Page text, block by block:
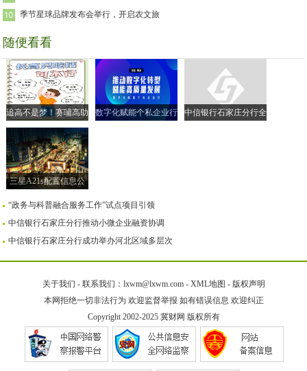
季节星球品牌发布会举行，开启农文旅
随便看看
追高不是梦！赛哺高助
力实现孩子的“黄金身
高”
数字化赋能个私企业行
中信银行石家庄分行全
三星A21s配置信息公
“政务与科普融合服务工作”试点项目引领
中信银行石家庄分行推动小微企业融资协调
中信银行石家庄分行成功举办河北区域多层次
关于我们 - 联系我们：lxwm@lxwm.com - XML地图 - 版权声明
本网拒绝一切非法行为 欢迎监督举报 如有错误信息 欢迎纠正
Copyright 2002-2025 冀财网 版权所有